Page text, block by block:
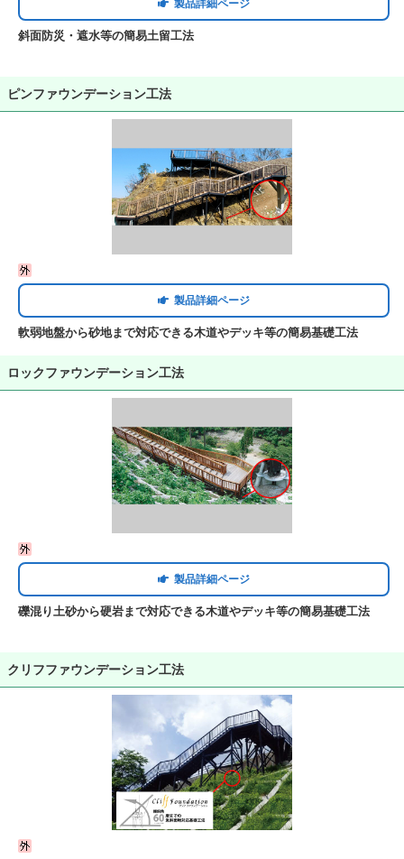
製品詳細ページ
斜面防災・遮水等の簡易土留工法
ピンファウンデーション工法
製品詳細ページ
軟弱地盤から砂地まで対応できる木道やデッキ等の簡易基礎工法
ロックファウンデーション工法
製品詳細ページ
礫混り土砂から硬岩まで対応できる木道やデッキ等の簡易基礎工法
クリフファウンデーション工法